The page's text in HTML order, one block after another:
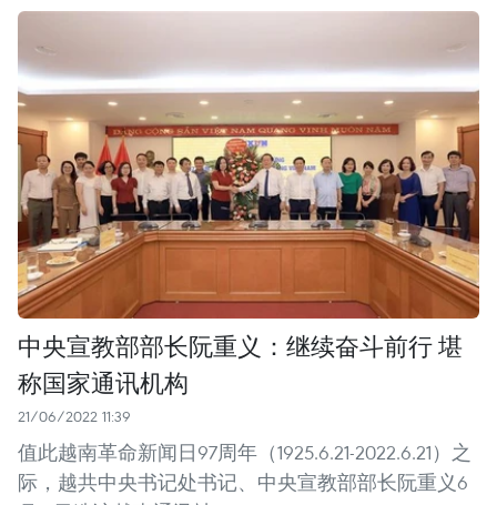
中央宣教部部长阮重义：继续奋斗前行 堪
称国家通讯机构
21/06/2022 11:39
值此越南革命新闻日97周年（1925.6.21-2022.6.21）之
际，越共中央书记处书记、中央宣教部部长阮重义6